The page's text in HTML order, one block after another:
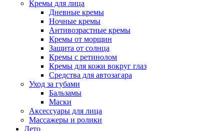
Кремы для лица
Дневные кремы
Ночные кремы
Антивозрастные кремы
Кремы от морщин
Защита от солнца
Кремы с ретинолом
Кремы для кожи вокруг глаз
Средства для автозагара
Уход за губами
Бальзамы
Маски
Аксессуары для лица
Массажеры и ролики
Лето